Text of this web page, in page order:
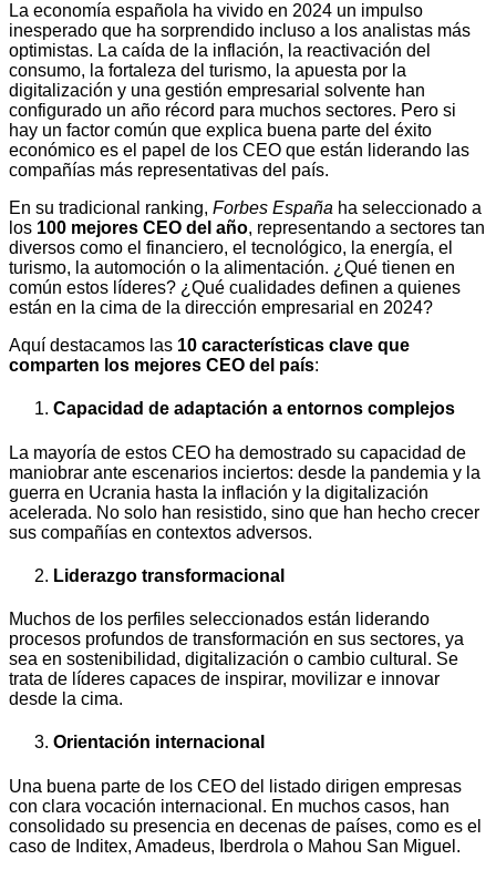
La economía española ha vivido en 2024 un impulso
inesperado que ha sorprendido incluso a los analistas más
optimistas. La caída de la inflación, la reactivación del
consumo, la fortaleza del turismo, la apuesta por la
digitalización y una gestión empresarial solvente han
configurado un año récord para muchos sectores. Pero si
hay un factor común que explica buena parte del éxito
económico es el papel de los CEO que están liderando las
compañías más representativas del país.
En su tradicional ranking, Forbes España ha seleccionado a
los 100 mejores CEO del año, representando a sectores tan
diversos como el financiero, el tecnológico, la energía, el
turismo, la automoción o la alimentación. ¿Qué tienen en
común estos líderes? ¿Qué cualidades definen a quienes
están en la cima de la dirección empresarial en 2024?
Aquí destacamos las 10 características clave que
comparten los mejores CEO del país:
Capacidad de adaptación a entornos complejos
La mayoría de estos CEO ha demostrado su capacidad de
maniobrar ante escenarios inciertos: desde la pandemia y la
guerra en Ucrania hasta la inflación y la digitalización
acelerada. No solo han resistido, sino que han hecho crecer
sus compañías en contextos adversos.
Liderazgo transformacional
Muchos de los perfiles seleccionados están liderando
procesos profundos de transformación en sus sectores, ya
sea en sostenibilidad, digitalización o cambio cultural. Se
trata de líderes capaces de inspirar, movilizar e innovar
desde la cima.
Orientación internacional
Una buena parte de los CEO del listado dirigen empresas
con clara vocación internacional. En muchos casos, han
consolidado su presencia en decenas de países, como es el
caso de Inditex, Amadeus, Iberdrola o Mahou San Miguel.